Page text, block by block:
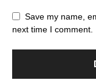
Save my name,
next time I comment.